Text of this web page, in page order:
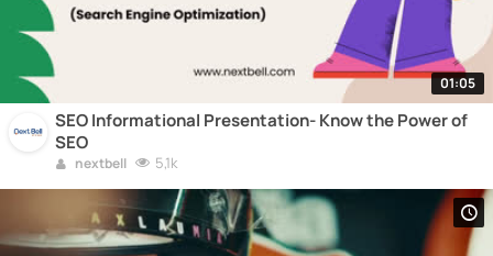
01:05
SEO Informational Presentation- Know the Power of
SEO
nextbell 5,1k